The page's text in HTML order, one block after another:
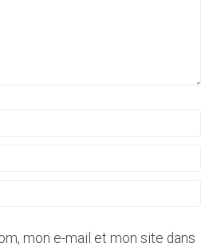
mon e-mail et mon site dans